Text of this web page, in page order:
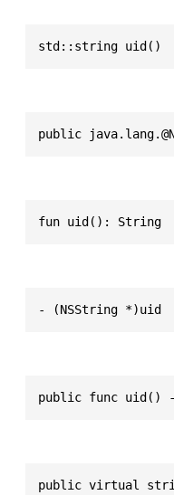
std::string uid()
public
fun uid(): String
- (NSString *)uid
public func uid()
public virtual